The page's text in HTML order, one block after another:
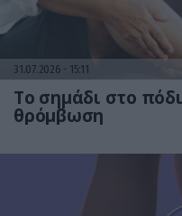
31.07.2026 15:11
Το σημάδι στο
θρόμβωση